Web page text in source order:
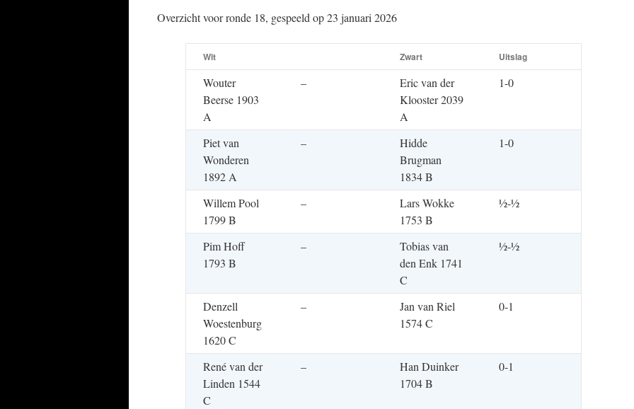
Overzicht voor ronde 18, gespeeld op 23 januari 2026
Wit Zwart Uitslag
Wouter
Beerse 1903
A
–
Eric van der
Klooster 2039
A
1-0
Piet van
Wonderen
1892 A
–
Hidde
Brugman
1834 B
1-0
Willem Pool
1799 B
–
Lars Wokke
1753 B
½-½
Pim Hoff
1793 B
–
Tobias van
den Enk 1741
C
½-½
Denzell
Woestenburg
1620 C
–
Jan van Riel
1574 C
0-1
René van der
Linden 1544
C
–
Han Duinker
1704 B
0-1